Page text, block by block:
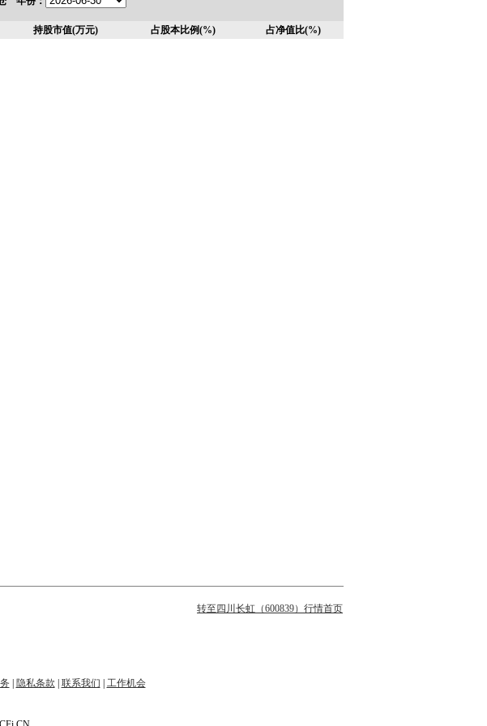
持股市值(万元) 占股本比例(%) 占净值比(%)
转至四川长虹（600839）行情首页
隐私条款 联系我们 工作机会